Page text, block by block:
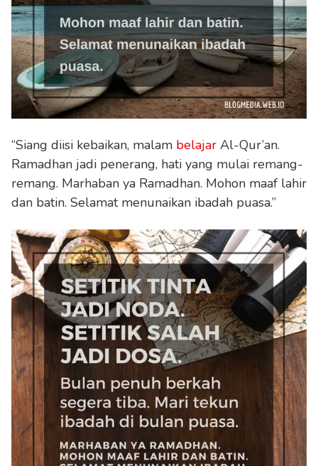
“Siang diisi kebaikan, malam belajar Al-Qur’an.
Ramadhan jadi penerang, hati yang mulai remang-
remang. Marhaban ya Ramadhan. Mohon maaf lahir
dan batin. Selamat menunaikan ibadah puasa.”